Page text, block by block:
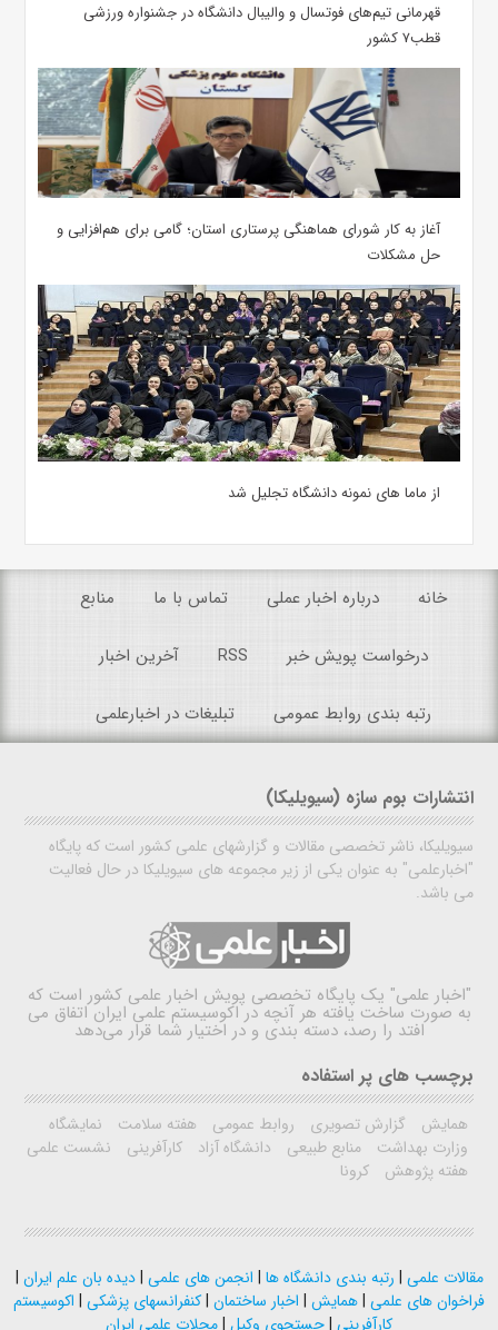
قهرمانی تیم‌های فوتسال و والیبال دانشگاه در جشنواره ورزشی
قطب۷ کشور
آغاز به کار شورای هماهنگی پرستاری استان؛ گامی برای هم‌افزایی و
حل مشکلات
از ماما های نمونه دانشگاه تجلیل شد
خانه درباره اخبار عملی تماس با ما منابع
درخواست پویش خبر RSS آخرین اخبار
رتبه بندی روابط عمومی تبلیغات در اخبارعلمی
انتشارات بوم سازه (سیویلیکا)
سیویلیکا، ناشر تخصصی مقالات و گزارشهای علمی کشور است که پایگاه
"اخبارعلمی" به عنوان یکی از زیر مجموعه های سیویلیکا در حال فعالیت
می باشد.
"اخبار علمی" یک پایگاه تخصصی پویش اخبار علمی کشور است که
به صورت ساخت یافته هر آنچه در اکوسیستم علمی ایران اتفاق می
افتد را رصد، دسته بندی و در اختیار شما قرار می‌دهد
برچسب های پر استفاده
همایش گزارش تصویری روابط عمومی هفته سلامت
نمایشگاه
وزارت بهداشت
منابع طبیعی دانشگاه آزاد کارآفرینی
نشست علمی
هفته پژوهش
کرونا
مقالات علمی | رتبه بندی دانشگاه ها | انجمن های علمی |دیده بان علم ایران |
فراخوان های علمی |همایش | اخبار ساختمان |کنفرانسهای پزشکی | اکوسیستم
کارآفرینی |جستجوی وکیل |مجلات علمی ایران